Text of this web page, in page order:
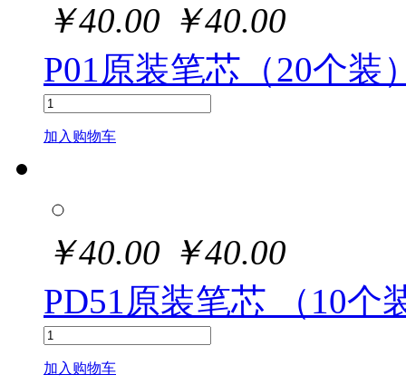
￥40.00 ￥40.00
P01原装笔芯（20个装
加入购物车
￥40.00 ￥40.00
PD51原装笔芯 （10个
加入购物车